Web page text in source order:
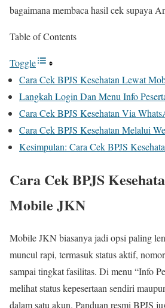
bagaimana membaca hasil cek supaya
Table of Contents
Toggle
Cara Cek BPJS Kesehatan Lewat
Langkah Login Dan Menu Info
Cara Cek BPJS Kesehatan Via
Cara Cek BPJS Kesehatan Melalui
Kesimpulan: Cara Cek BPJS
Cara Cek BPJS
Mobile JKN
Mobile JKN biasanya jadi opsi paling
muncul rapi, termasuk status aktif,
sampai tingkat fasilitas. Di menu “Info
melihat status kepesertaan sendiri
dalam satu akun. Panduan resmi BPJS